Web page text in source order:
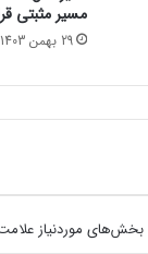
مسیر مثبتی
29 بهمن 1403
بخش‌های موردنیاز